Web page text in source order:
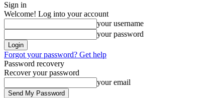
Sign in
Welcome! Log into your account
your username
your password
Forgot your password? Get help
Password recovery
Recover your password
your email